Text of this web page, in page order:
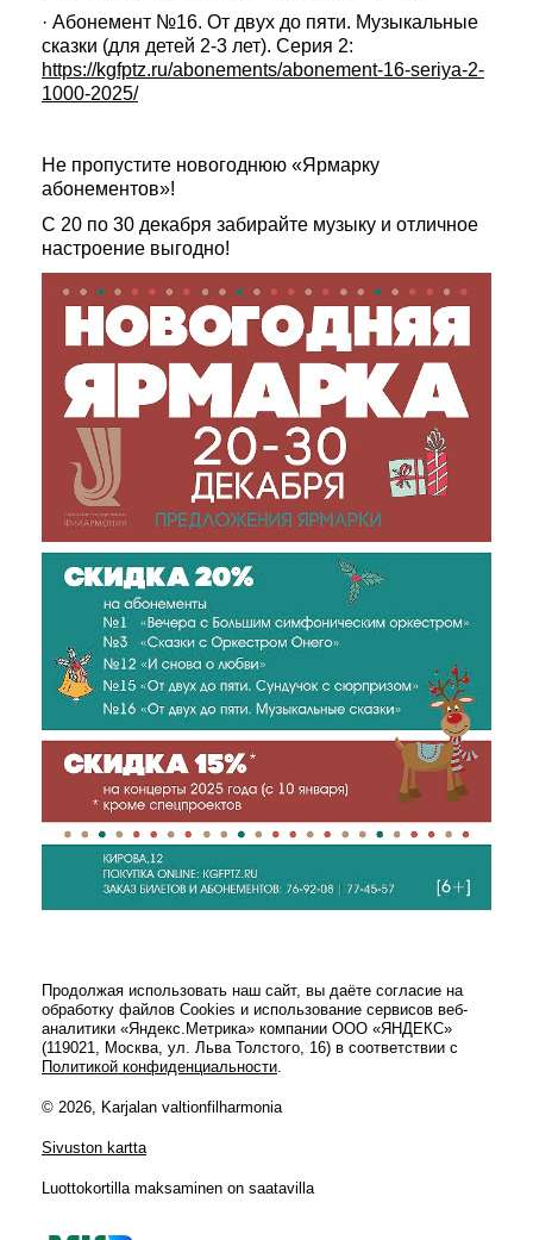
· Абонемент №16. От двух до пяти. Музыкальные
сказки (для детей 2-3 лет). Серия 2:
https://kgfptz.ru/abonements/abonement-16-seriya-2-
1000-2025/
Не пропустите новогоднюю «Ярмарку
абонементов»!
С 20 по 30 декабря забирайте музыку и отличное
настроение выгодно!
Продолжая использовать наш сайт, вы даёте согласие на
обработку файлов Cookies и использование сервисов веб-
аналитики «Яндекс.Метрика» компании ООО «ЯНДЕКС»
(119021, Москва, ул. Льва Толстого, 16) в соответствии с
Политикой конфиденциальности.
© 2026, Karjalan valtionfilharmonia
Sivuston kartta
Luottokortilla maksaminen on saatavilla